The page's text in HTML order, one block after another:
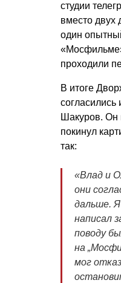
студии
вместо двух
один
проходили
В итоге
согласились
Шакуров. Он
покинул
так:
«Влад и
они
дальше.
написал
поводу
на
мог